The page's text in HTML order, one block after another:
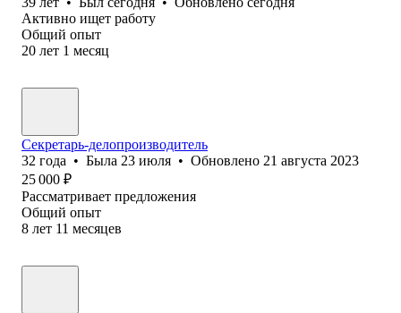
Активно ищет работу
Общий опыт
20 лет 1 месяц
Секретарь-делопроизводитель
32 года • Была 23 июля • Обновлено 21 августа 2023
25 000 ₽
Рассматривает предложения
Общий опыт
8 лет 11 месяцев